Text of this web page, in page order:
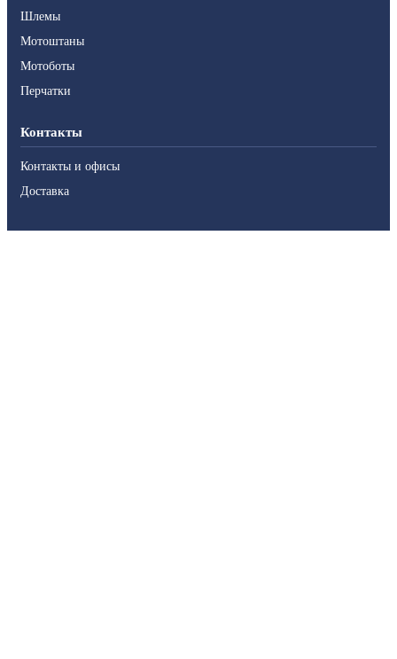
Шлемы
Мотоштаны
Мотоботы
Перчатки
Контакты
Контакты и офисы
Доставка